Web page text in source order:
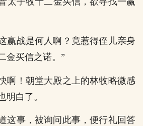
赢战是何人啊？竟惹得侄儿亲身
金买信之诺。”
啊！朝堂大殿之上的林牧略微感
明白了。
这事，被询问此事，便行礼回答